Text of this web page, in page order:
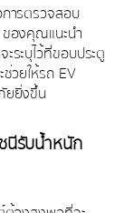
ารตรวจสอบ
องคุณแนะนำ
ระบุไว้ที่ขอบประตู
วยให้รถ EV
ยยิ่งขึ้น
นีรับน้ำหนัก